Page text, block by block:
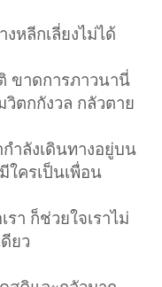
งหลีกเลี่ยงไม่ได้
ขาดการภาวนานี่
ตกกังวล กลัวตาย
กำลังเดินทางอยู่บน
ใครเป็นเพื่อน
า ก็ช่วยใจเราไม่
ยว